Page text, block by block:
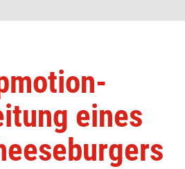
eines